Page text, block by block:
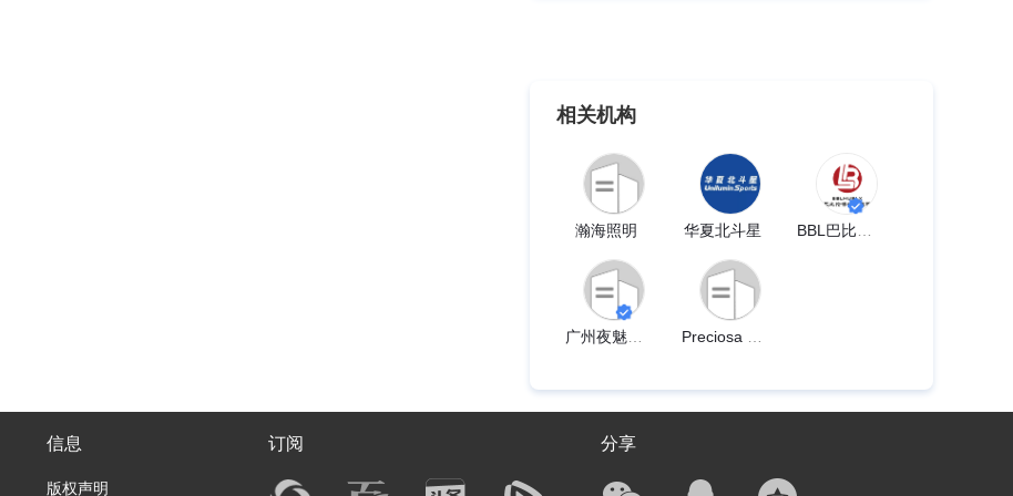
相关机构
瀚海照明 华夏北斗星
信息
版权声明
订阅 分享